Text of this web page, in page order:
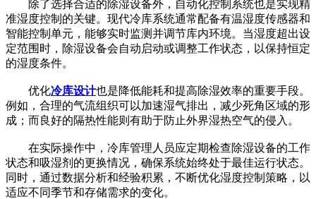
除了选择合适的除湿设备外，自动化控制系统也是实现精
准湿度控制的关键。现代冷库系统通常配备有温湿度传感器和
智能控制单元，能够实时监测并调节库内环境。当湿度超出设
定范围时，除湿设备会自动启动或调整工作状态，以保持恒定
的湿度条件。
优化冷库设计也是降低能耗和提高除湿效率的重要手段。
例如，合理的气流组织可以加速湿气排出，减少死角区域的形
成；而良好的隔热性能则有助于防止外界湿热空气的侵入。
在实际操作中，冷库管理人员应定期检查除湿设备的工作
状态和吸湿剂的更换情况，确保系统始终处于最佳运行状态。
同时，通过数据分析和经验积累，不断优化湿度控制策略，以
适应不同季节和存储需求的变化。